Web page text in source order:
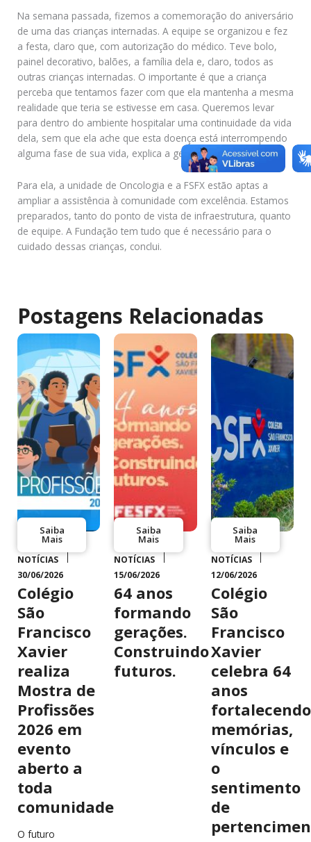
Na semana passada, fizemos a comemoração do aniversário
de uma das crianças internadas. A equipe se organizou e fez
a festa, claro que, com autorização do médico. Teve bolo,
painel decorativo, balões, a família dela e, claro, todos as
outras crianças internadas. O importante é que a criança
perceba que tentamos fazer com que ela mantenha a mesma
realidade que teria se estivesse em casa. Queremos levar
para dentro do ambiente hospitalar uma continuidade da vida
dela, sem que ela ache que esta doença está interrompendo
alguma fase de sua vida, explica a gerente.
Para ela, a unidade de Oncologia e a FSFX estão aptas a
ampliar a assistência à comunidade com excelência. Estamos
preparados, tanto do ponto de vista de infraestrutura, quanto
de equipe. A Fundação tem tudo que é necessário para o
cuidado dessas crianças, conclui.
Postagens Relacionadas
Saiba
Mais
NOTÍCIAS
30/06/2026
Colégio
São
Francisco
Xavier
realiza
Mostra de
Profissões
2026 em
evento
aberto a
toda
comunidade
O futuro
Saiba
Mais
NOTÍCIAS
15/06/2026
64 anos
formando
gerações.
Construindo
futuros.
Saiba
Mais
NOTÍCIAS
12/06/2026
Colégio
São
Francisco
Xavier
celebra 64
anos
fortalecendo
memórias,
vínculos e
o
sentimento
de